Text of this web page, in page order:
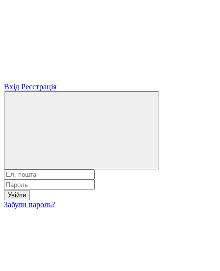
Вхід Реєстрація
Увійти
Забули пароль?